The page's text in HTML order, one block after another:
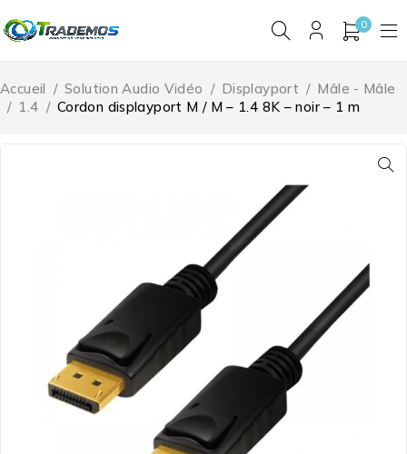
0
Accueil / Solution Audio Vidéo / Displayport / Mâle - Mâle
/ 1.4 / Cordon displayport M / M – 1.4 8K – noir – 1 m